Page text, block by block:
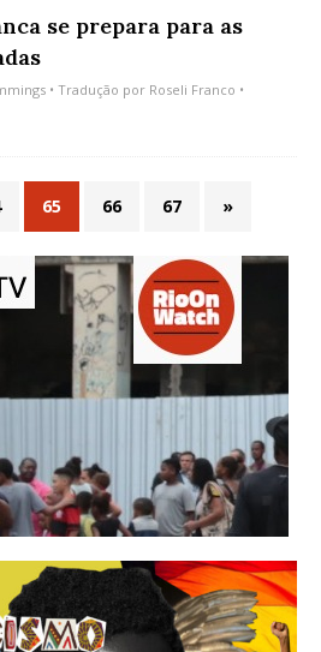
se prepara para as
• Tradução por Roseli Franco •
65 66 67 »